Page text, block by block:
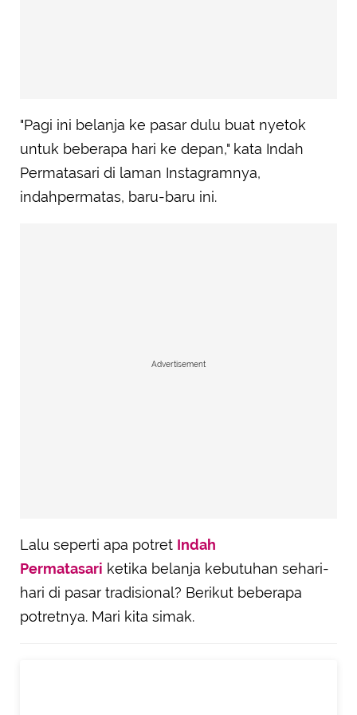
"Pagi ini belanja ke pasar dulu buat nyetok
untuk beberapa hari ke depan," kata Indah
Permatasari di laman Instagramnya,
indahpermatas, baru-baru ini.
Advertisement
Lalu seperti apa potret Indah
Permatasari ketika belanja kebutuhan sehari-
hari di pasar tradisional? Berikut beberapa
potretnya. Mari kita simak.